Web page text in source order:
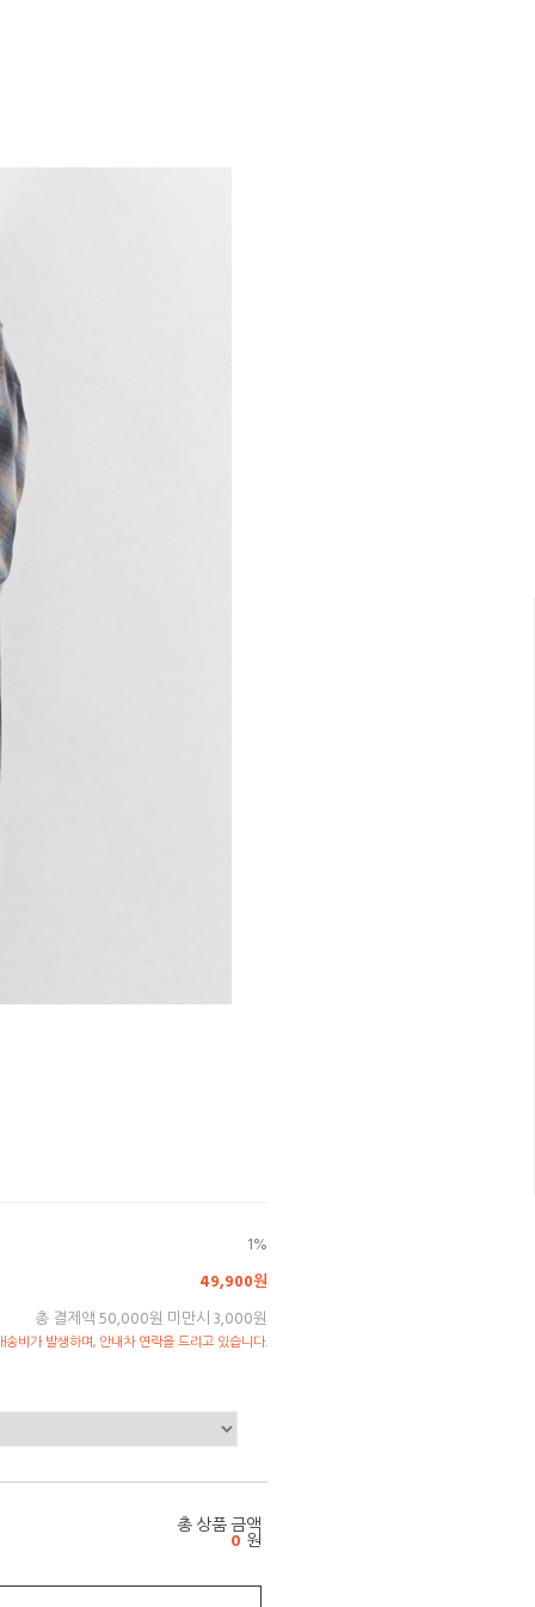
1%
49,900원
총 결제액 50,000원 미만시 3,000원
비가 발생하며, 안내차 연락을 드리고 있습니다.
총 상품 금액
0 원